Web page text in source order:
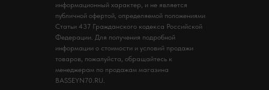
информационный характер, и не является
публичной офертой, определяемой положениями
Статьи 437 Гражданского кодекса Российской
Федерации. Для получения подробной
информации о стоимости и условий продажи
товаров, пожалуйста, обращайтесь к
менеджерам по продажам магазина
BASSEYN70.RU.